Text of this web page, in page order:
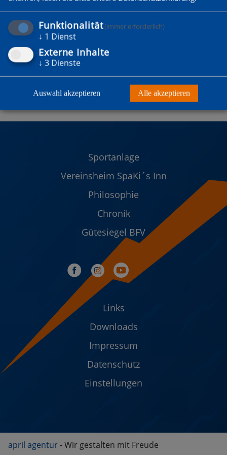
Sportanlage
Vereinsheim SpaKi´s Inn
Philosophie
Chronik
Gütesiegel BFV
Links
Downloads
Impressum
Datenschutz
Einstellungen
april agentur- Wir gestalten mit Freude
Funktionalität(immer erforderlich)
↓ 1 Dienst
Externe Inhalte
↓ 3 Dienste
Auswahl akzeptieren Alle akzeptieren